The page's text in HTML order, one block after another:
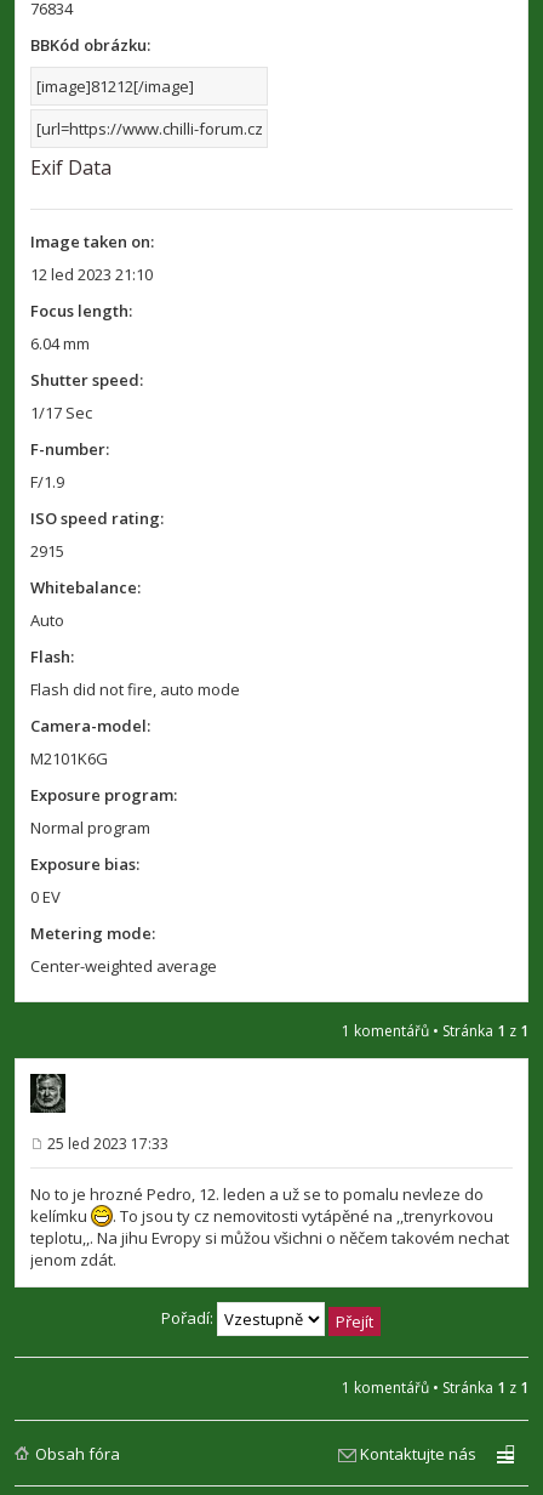
76834
BBKód obrázku:
Exif Data
Image taken on:
12 led 2023 21:10
Focus length:
6.04 mm
Shutter speed:
1/17 Sec
F-number:
F/1.9
ISO speed rating:
2915
Whitebalance:
Auto
Flash:
Flash did not fire, auto mode
Camera-model:
M2101K6G
Exposure program:
Normal program
Exposure bias:
0 EV
Metering mode:
Center-weighted average
1 komentářů • Stránka 1 z 1
ř
í
s
p
ě
v
k
25 led 2023 17:33
No to je hrozné Pedro, 12. leden a už se to pomalu nevleze do
kelímku
. To jsou ty cz nemovitosti vytápěné na ,,trenyrkovou
teplotu,,. Na jihu Evropy si můžou všichni o něčem takovém nechat
jenom zdát.
Pořadí:
1 komentářů • Stránka 1 z 1
Obsah fóra Kontaktujte nás